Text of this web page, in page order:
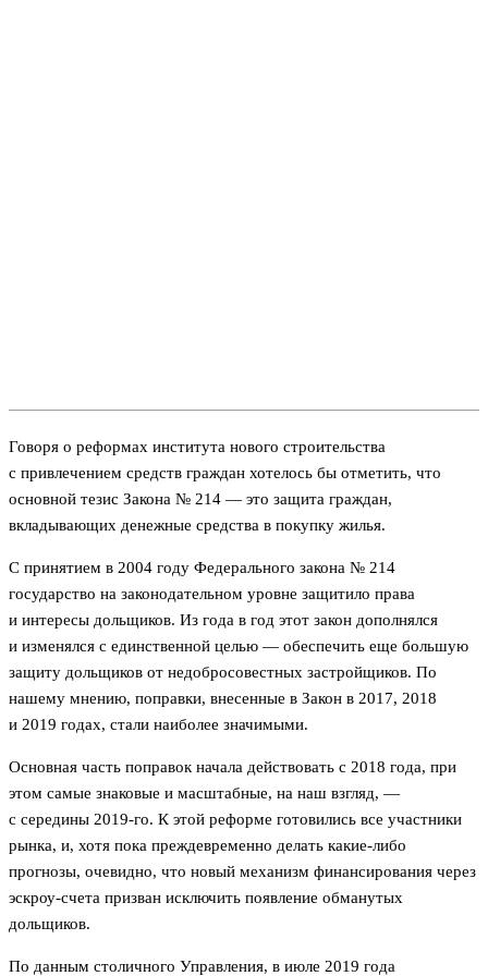
Говоря о реформах института нового строительства
с привлечением средств граждан хотелось бы отметить, что
основной тезис Закона № 214 — это защита граждан,
вкладывающих денежные средства в покупку жилья.
С принятием в 2004 году Федерального закона № 214
государство на законодательном уровне защитило права
и интересы дольщиков. Из года в год этот закон дополнялся
и изменялся с единственной целью — обеспечить еще большую
защиту дольщиков от недобросовестных застройщиков. По
нашему мнению, поправки, внесенные в Закон в 2017, 2018
и 2019 годах, стали наиболее значимыми.
Основная часть поправок начала действовать с 2018 года, при
этом самые знаковые и масштабные, на наш взгляд, —
с середины 2019-го. К этой реформе готовились все участники
рынка, и, хотя пока преждевременно делать какие-либо
прогнозы, очевидно, что новый механизм финансирования через
эскроу-счета призван исключить появление обманутых
дольщиков.
По данным столичного Управления, в июле 2019 года